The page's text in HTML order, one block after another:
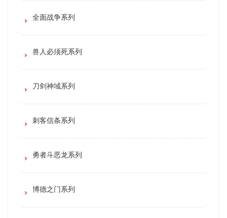
全面战争系列
兽人必须死系列
刀剑神域系列
刺客信条系列
勇者斗恶龙系列
博德之门系列